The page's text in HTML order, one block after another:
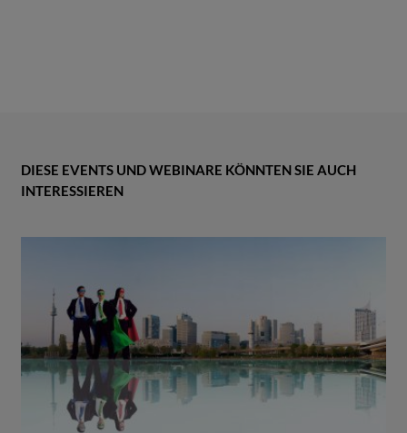
DIESE EVENTS UND WEBINARE KÖNNTEN SIE AUCH
INTERESSIEREN